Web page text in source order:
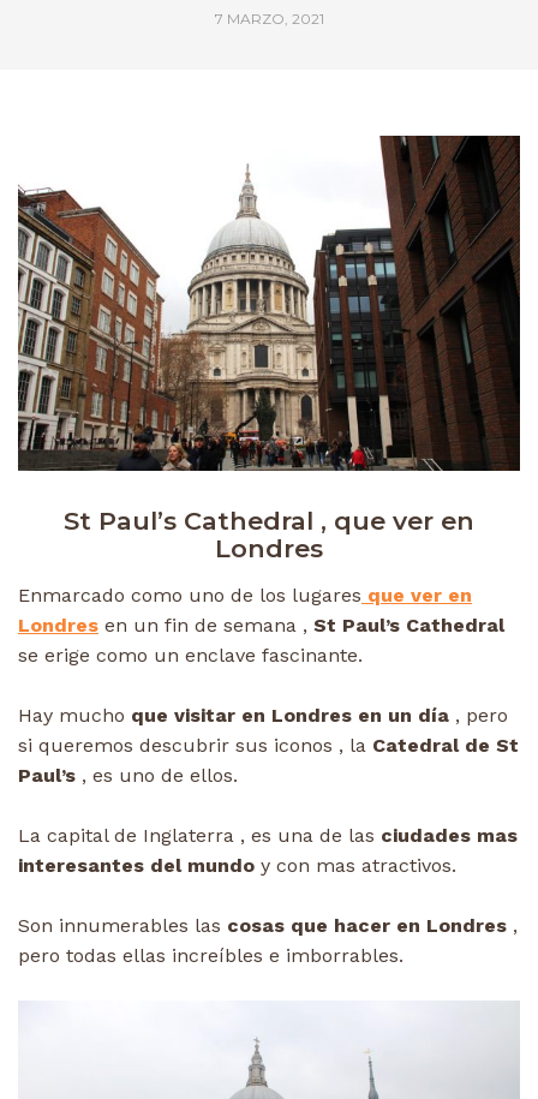
7 MARZO, 2021
St Paul’s Cathedral , que ver en
Londres
Enmarcado como uno de los lugares que ver en
Londres en un fin de semana , St Paul’s Cathedral
se erige como un enclave fascinante.
Hay mucho que visitar en Londres en un día , pero
si queremos descubrir sus iconos , la Catedral de St
Paul’s , es uno de ellos.
La capital de Inglaterra , es una de las ciudades mas
interesantes del mundo y con mas atractivos.
Son innumerables las cosas que hacer en Londres ,
pero todas ellas increíbles e imborrables.